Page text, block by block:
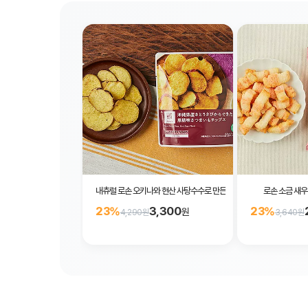
내츄럴 로손 오키나와 현산 사탕수수로 만든 흑당 맛 고구마 칩 35g
23%4,290원3,300원
로손 소금 새
23%3,640원